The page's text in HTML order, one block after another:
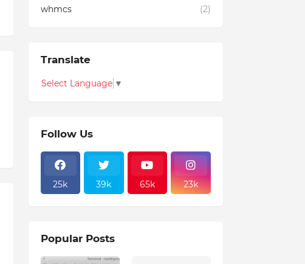
whmcs
(2)
Translate
Select Language ▼
Follow Us
25k 39k 65k 23k
Popular Posts